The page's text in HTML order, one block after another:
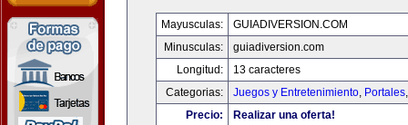
Mayusculas:
GUIADIVERSION.COM
Minusculas:
guiadiversion.com
Longitud:
13 caracteres
Categorias:
Juegos y Entretenimiento, Portales
Precio:
Realizar una oferta!